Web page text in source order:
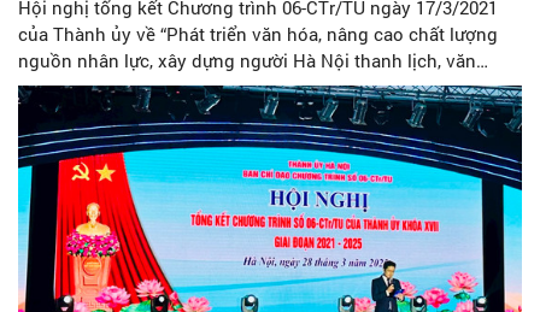
Hội nghị tổng kết Chương trình 06-CTr/TU ngày 17/3/2021
của Thành ủy về “Phát triển văn hóa, nâng cao chất lượng
nguồn nhân lực, xây dựng người Hà Nội thanh lịch, văn
minh giai đoạn 2021-2025” (Chương trình 06-CTr/TU) đã kết
thúc thành công tốt đẹp vào ngày 28/3/2025 vừa qua. Nhiều
ý kiến tham luận tại Hội nghị đã cho thấy những tác động
sâu sắc của Chương trình 06-CTr/TU đến nhiều lĩnh vực của
đời sống xã hội trên địa bàn Thủ đô nói chung và trong việc
phát triển văn hoá, xây dựng người Hà Nội thanh lịch